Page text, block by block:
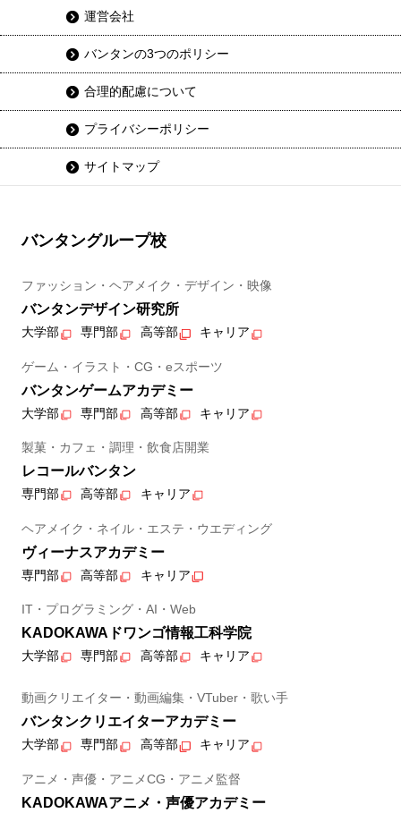
運営会社
バンタンの3つのポリシー
合理的配慮について
プライバシーポリシー
サイトマップ
バンタングループ校
ファッション・ヘアメイク・デザイン・映像
バンタンデザイン研究所
大学部 専門部 高等部 キャリア
ゲーム・イラスト・CG・eスポーツ
バンタンゲームアカデミー
大学部 専門部 高等部 キャリア
製菓・カフェ・調理・飲食店開業
レコールバンタン
専門部 高等部 キャリア
ヘアメイク・ネイル・エステ・ウエディング
ヴィーナスアカデミー
専門部 高等部 キャリア
IT・プログラミング・AI・Web
KADOKAWAドワンゴ情報工科学院
大学部 専門部 高等部 キャリア
動画クリエイター・動画編集・VTuber・歌い手
バンタンクリエイターアカデミー
大学部 専門部 高等部 キャリア
アニメ・声優・アニメCG・アニメ監督
KADOKAWAアニメ・声優アカデミー